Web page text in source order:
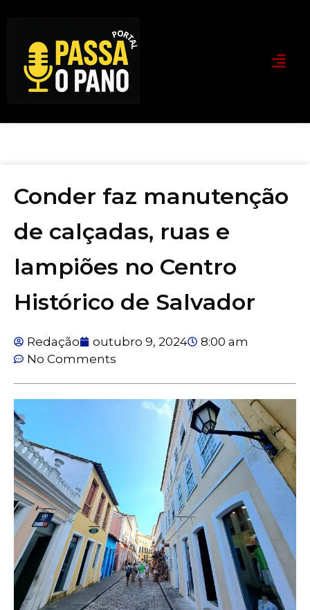
Conder faz manutenção
de calçadas, ruas e
lampiões no Centro
Histórico de Salvador
Redação outubro 9, 2024
8:00 am
No Comments